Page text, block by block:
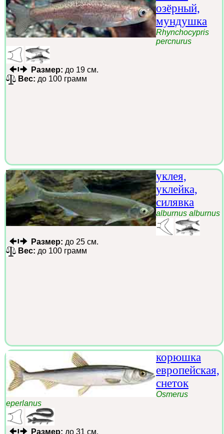
озёрный,
мундушка
Rhynchocypris
percnurus
Размер: до 19 см.
Вес: до 100 грамм
уклея,
уклейка,
силявка
alburnus alburnus
Размер: до 25 см.
Вес: до 100 грамм
корюшка
европейская,
снеток
Osmerus
eperlanus
Размер: до 31 см.